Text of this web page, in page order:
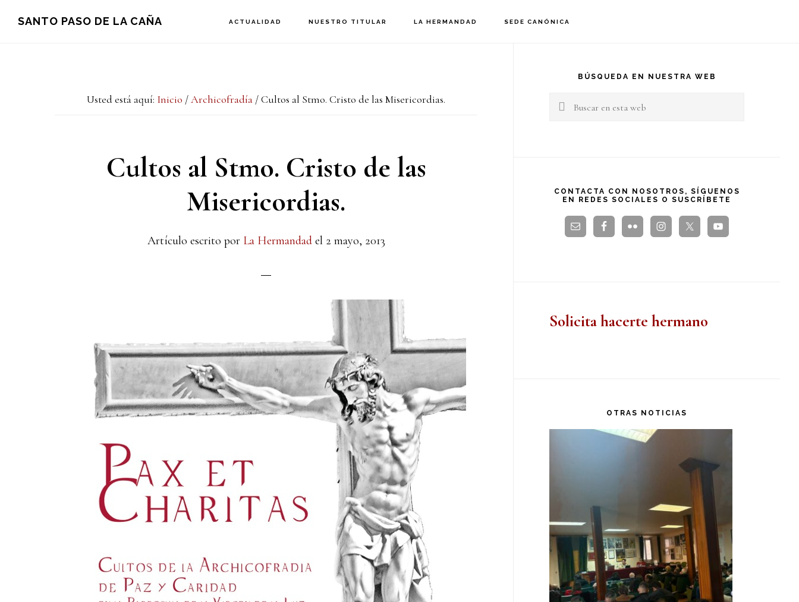
SANTO PASO DE LA CAÑA ACTUALIDAD NUESTRO TITULAR LA HERMANDAD SEDE CANÓNICA
Usted está aquí: Inicio /Archicofradía /Cultos al Stmo. Cristo de las Misericordias.
Cultos al Stmo. Cristo de las
Misericordias.
Artículo escrito por La Hermandadel 2 mayo, 2013
principal
BÚSQUEDA EN NUESTRA WEB
Buscar
CONTACTA CON NOSOTROS, SÍGUENOS
EN REDES SOCIALES O SUSCRÍBETE
Solicita hacerte hermano
OTRAS NOTICIAS